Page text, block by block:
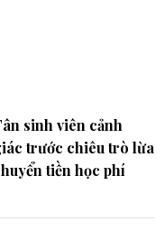
sinh viên cảnh
trước chiêu trò lừa
tiền học phí